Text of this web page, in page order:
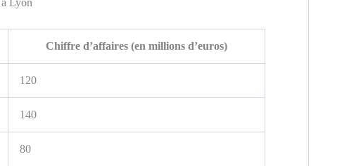
Chiffre d’affaires (en millions d’euros)
120
140
80